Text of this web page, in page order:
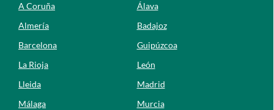
A Coruña
Álava
Almería
Badajoz
Barcelona
Guipúzcoa
La Rioja
León
Lleida
Madrid
Málaga
Murcia